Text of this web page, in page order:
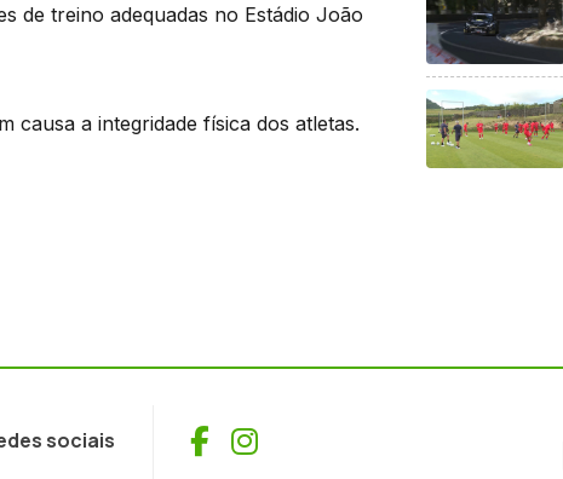
de treino adequadas no Estádio João
causa a integridade física dos atletas.
sociais Facebook
Instagram